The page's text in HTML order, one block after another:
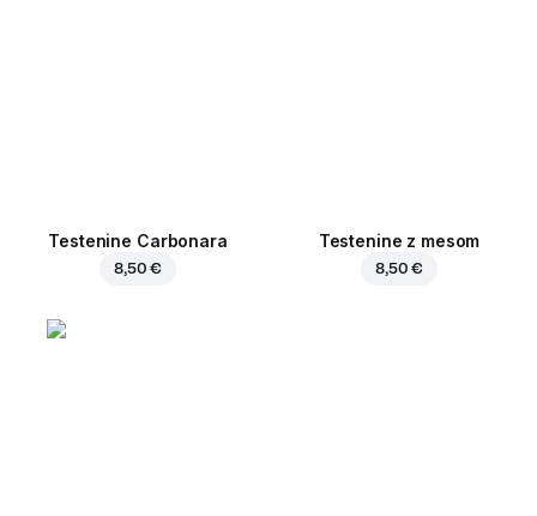
Testenine Carbonara
8,50 €
Testenine z mesom
8,50 €